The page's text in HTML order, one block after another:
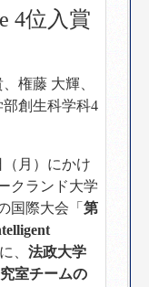
4位入賞
権藤 大輝、
創生科学科4
（月）にかけ
クランド大学
国際大会「 第
、 法政大学
室チームの